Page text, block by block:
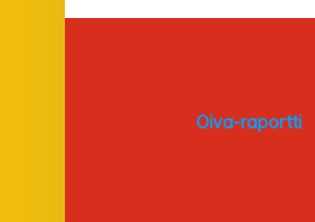
FOOTER SIDEBAR
Oiva-raportti